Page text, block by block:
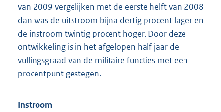
van 2009 vergelijken met de eerste helft van 2008
dan was de uitstroom bijna dertig procent lager en
de instroom twintig procent hoger. Door deze
ontwikkeling is in het afgelopen half jaar de
vullingsgraad van de militaire functies met een
procentpunt gestegen.
Instroom